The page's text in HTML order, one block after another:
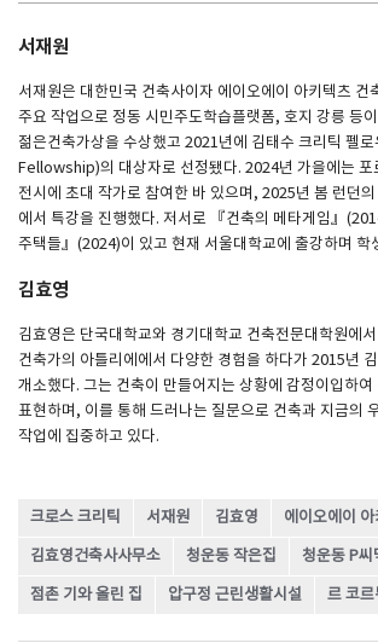
서재원
서재원은 대한민국 건축사이자 에이오에이 아키텍츠 건
주요 작업으로 정동 시민주도학습플랫폼, 호지 강릉 등
젊은건축가상을 수상했고 2021년에 김태수 크리틱 펠
Fellowship)의 대상자로 선정됐다. 2024년 가을에는 포
전시에 초대 작가로 참여한 바 있으며, 2025년 봄 런던
에서 특강을 진행했다. 저서로 『건축의 메타게임』
주택들』(2024)이 있고 현재 서울대학교에 출강하며 학
김효영
김효영은 단국대학교와 경기대학교 건축전문대학원에
건축가의 아틀리에에서 다양한 경험을 하다가 2015년
개소했다. 그는 건축이 만들어지는 상황에 감정이입하여
표현하며, 이를 통해 드러나는 질문으로 건축과 지금의
작업에 집중하고 있다.
크로스 크리틱 서재원 김효영 에이오에이
김효영건축사사무소 청운동 작은집 청운동 P씨
점촌 기와 올린 집 압구정 근린생활시설 르 코르